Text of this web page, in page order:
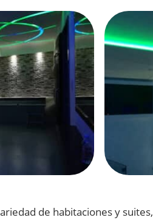
ad de habitacionesysuites,